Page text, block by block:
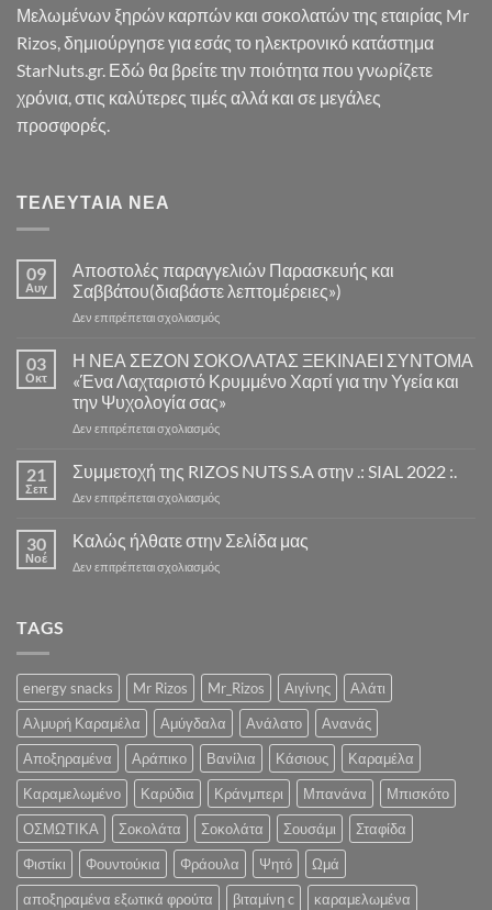
Μελωμένων ξηρών καρπών και σοκολατών της εταιρίας Mr
Rizos, δημιούργησε για εσάς το ηλεκτρονικό κατάστημα
StarNuts.gr. Εδώ θα βρείτε την ποιότητα που γνωρίζετε
χρόνια, στις καλύτερες τιμές αλλά και σε μεγάλες
προσφορές.
ΤΕΛΕΥΤΑΊΑ ΝΈΑ
09
Αυγ
Αποστολές παραγγελιών Παρασκευής και
Σαββάτου(διαβάστε λεπτομέρειες»)
Δεν επιτρέπεται σχολιασμόςστο
παραγγελιών
Παρασκευής
και
Σαββάτου(διαβάστε
λεπτομέρειες»)
03
Οκτ
Η ΝΕΑ ΣΕΖΟΝ ΣΟΚΟΛΑΤΑΣ ΞΕΚΙΝΑΕΙ ΣΥΝΤΟΜΑ
«Ένα Λαχταριστό Κρυμμένο Χαρτί για την Υγεία και
την Ψυχολογία σας»
Δεν επιτρέπεται σχολιασμόςστο
ΝΕΑ
ΣΕΖΟΝ
ΣΟΚΟΛΑΤΑΣ
ΣΥΝΤΟΜΑ
Λαχταριστό
και
την
Ψυχολογία
σας»
21
Σεπ
Συμμετοχή της RIZOS NUTS S.A στην .: SIAL 2022 :.
Δεν επιτρέπεται σχολιασμόςστο
της
RIZOS
NUTS
:.
30
Νοέ
Καλώς ήλθατε στην Σελίδα μας
Δεν επιτρέπεται σχολιασμόςστο
TAGS
energy snacks Mr Rizos Mr_Rizos Αιγίνης
Αλάτι
Αλμυρή Καραμέλα
Αμύγδαλα Ανάλατο
Ανανάς
Αποξηραμένα
Αράπικο Βανίλια Κάσιους
Καραμέλα
Καραμελωμένο
Καρύδια Κράνμπερι Μπανάνα
Μπισκότο
ΟΣΜΩΤΙΚΑ
Σοκολάτα Σοκολάτα Σουσάμι
Σταφίδα
Φιστίκι
Φουντούκια Φράουλα Ψητό
Ωμά
αποξηραμένα εξωτικά φρούτα
βιταμίνη c
καραμελωμένα